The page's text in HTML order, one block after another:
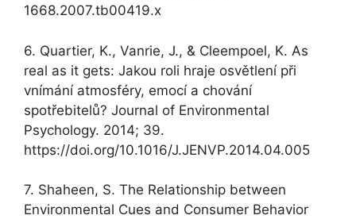
1668.2007.tb00419.x
6. Quartier, K., Vanrie, J., & Cleempoel, K. As
real as it gets: Jakou roli hraje osvětlení při
vnímání atmosféry, emocí a chování
spotřebitelů? Journal of Environmental
Psychology. 2014; 39.
https://doi.org/10.1016/J.JENVP.2014.04.005
7. Shaheen, S. The Relationship between
Environmental Cues and Consumer Behavior